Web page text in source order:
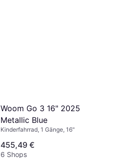
Woom Go 3 16" 2025
Metallic Blue
Kinderfahrrad, 1 Gänge, 16"
455,49 €
6 Shops